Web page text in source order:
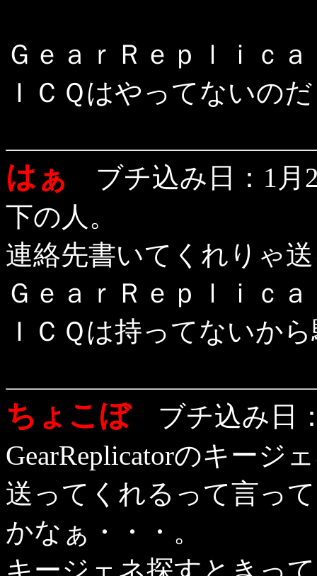
ＧｅａｒＲｅｐｌｉｃ
ＩＣＱはやってないの
はぁ
ブチ込み日：1月
下の人。
連絡先書いてくれりゃ
ＧｅａｒＲｅｐｌｉｃ
ＩＣＱは持ってないか
ちょこぼブチ込み日：
GearReplicatorのキージ
送ってくれるって言っ
かなぁ・・・。